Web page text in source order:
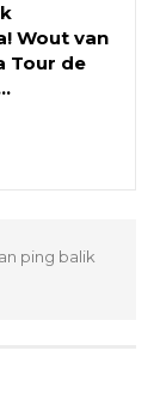
Wout van
Tour de
ping balik